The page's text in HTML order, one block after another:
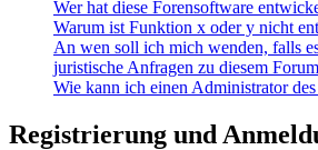
Wer hat diese Forensoftware
Warum ist Funktion x oder y nicht
An wen soll ich mich wenden, falls
juristische Anfragen zu diesem
Wie kann ich einen Administrator
Registrierung und